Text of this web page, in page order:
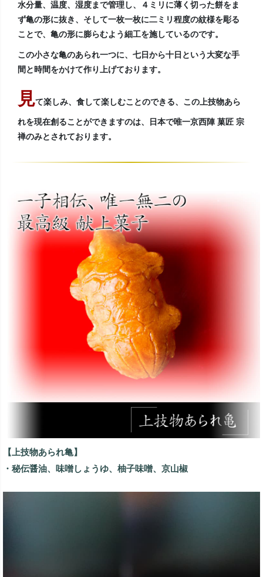
水分量、温度、湿度まで管理し、４ミリに薄く切った餅をま
ず亀の形に抜き、そして一枚一枚に二ミリ程度の紋様を彫る
ことで、亀の形に膨らむよう細工を施しているのです。
この小さな亀のあられ一つに、七日から十日という大変な手
間と時間をかけて作り上げております。
見て楽しみ、食して楽しむことのできる、この上技物あら
れを現在創ることができますのは、日本で唯一京西陣 菓匠 宗
禅のみとされております。
【上技物あられ亀】
・秘伝醤油、味噌しょうゆ、柚子味噌、京山椒